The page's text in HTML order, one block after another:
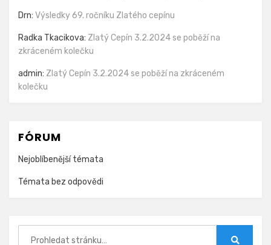
Drn: Výsledky 69. ročníku Zlatého cepínu
Radka Tkacikova: Zlatý Cepín 3.2.2024 se poběží na
zkráceném kolečku
admin: Zlatý Cepín 3.2.2024 se poběží na zkráceném
kolečku
FÓRUM
Nejoblíbenější témata
Témata bez odpovědi